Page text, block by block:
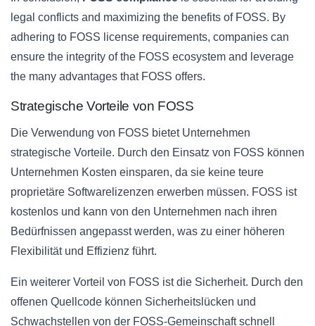
legal conflicts and maximizing the benefits of FOSS. By
adhering to FOSS license requirements, companies can
ensure the integrity of the FOSS ecosystem and leverage
the many advantages that FOSS offers.
Strategische Vorteile von FOSS
Die Verwendung von FOSS bietet Unternehmen
strategische Vorteile. Durch den Einsatz von FOSS können
Unternehmen Kosten einsparen, da sie keine teure
proprietäre Softwarelizenzen erwerben müssen. FOSS ist
kostenlos und kann von den Unternehmen nach ihren
Bedürfnissen angepasst werden, was zu einer höheren
Flexibilität und Effizienz führt.
Ein weiterer Vorteil von FOSS ist die Sicherheit. Durch den
offenen Quellcode können Sicherheitslücken und
Schwachstellen von der FOSS-Gemeinschaft schnell